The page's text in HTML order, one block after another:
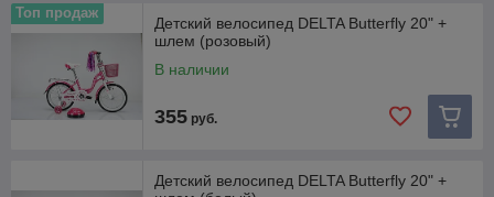
Топ продаж
Детский велосипед DELTA Butterfly 20" +
шлем (розовый)
В наличии
355 руб.
Детский велосипед DELTA Butterfly 20" +